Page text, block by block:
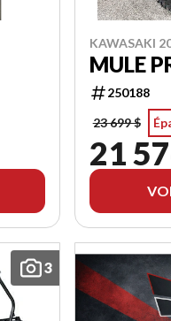
KAWASAKI
MULE
250188
23 699 $
21
3